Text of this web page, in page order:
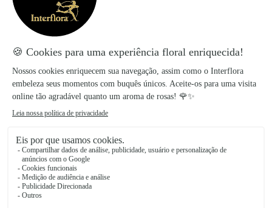
Madeira
Entrega de flores para hospitais e
serviços funerários em Alentejo
Compra flores frescas online com a Interflora e
entregamos em todas as ocasiões no
elas, nascimentos, recuperações, aniversários e até
mesmo funerais. É muito simples, precisas de escolher
as tuas preferidas, encomendar online e enviar com a
Interflora. Temos várias ofertas, destacando as flores